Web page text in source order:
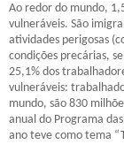
Ao redor do mundo,
vulneráveis. São
atividades perigosas
condições precárias,
25,1% dos
vulneráveis:
mundo, são 830
anual do Programa
ano teve como tema